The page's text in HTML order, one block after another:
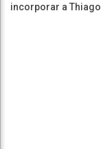
incorporar a Thiago